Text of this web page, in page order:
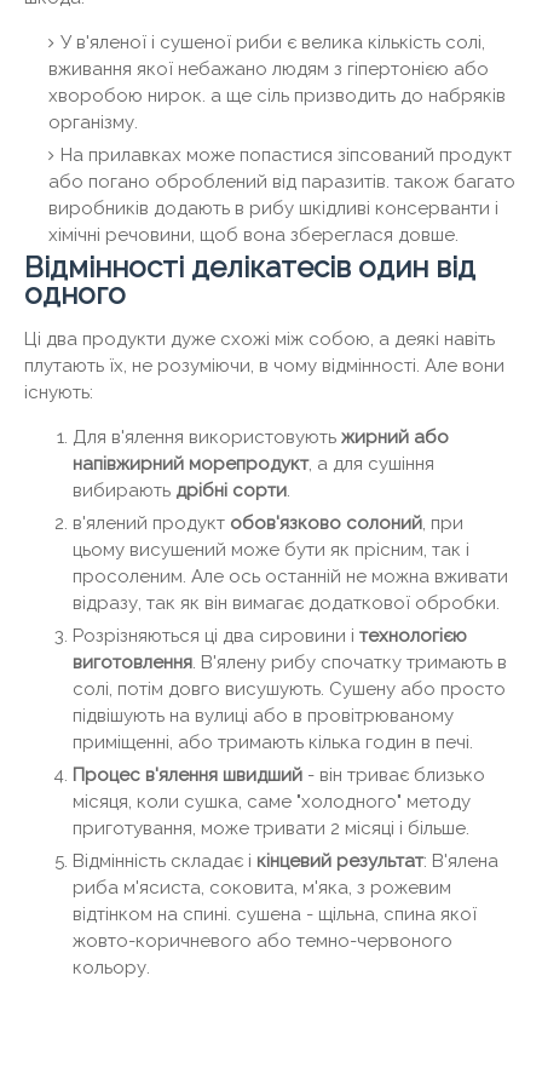
У в'яленої і сушеної риби є велика кількість солі,
вживання якої небажано людям з гіпертонією або
хворобою нирок. а ще сіль призводить до набряків
організму.
На прилавках може попастися зіпсований продукт
або погано оброблений від паразитів. також багато
виробників додають в рибу шкідливі консерванти і
хімічні речовини, щоб вона збереглася довше.
Відмінності делікатесів один від
одного
Ці два продукти дуже схожі між собою, а деякі навіть
плутають їх, не розуміючи, в чому відмінності. Але вони
існують:
Для в'ялення використовують жирний або
напівжирний морепродукт, а для сушіння
вибирають дрібні сорти.
в'ялений продукт обов'язково солоний, при
цьому висушений може бути як прісним, так і
просоленим. Але ось останній не можна вживати
відразу, так як він вимагає додаткової обробки.
Розрізняються ці два сировини і технологією
виготовлення. В'ялену рибу спочатку тримають в
солі, потім довго висушують. Сушену або просто
підвішують на вулиці або в провітрюваному
приміщенні, або тримають кілька годин в печі.
Процес в'ялення швидший - він триває близько
місяця, коли сушка, саме "холодного" методу
приготування, може тривати 2 місяці і більше.
Відмінність складає і кінцевий результат: В'ялена
риба м'ясиста, соковита, м'яка, з рожевим
відтінком на спині. сушена - щільна, спина якої
жовто-коричневого або темно-червоного
кольору.